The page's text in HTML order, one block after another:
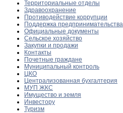
Территориальные отделы
Здравоохранение
Противодействие коррупции
Поддержка предпринимательства
Официальные документы
Сельское хозяйство
Закупки и продажи
Контакты
Почетные граждане
Муниципальный контроль
ЦКО
Централизованная бухгалтерия
МУП ЖКС
Имущество и земля
Инвестору
Туризм